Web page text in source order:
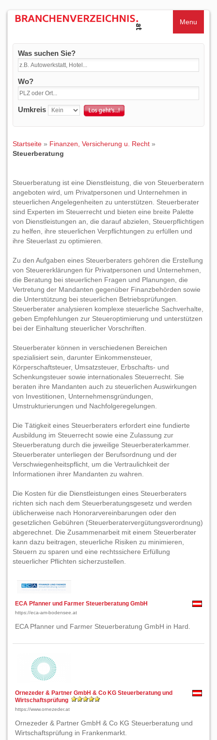
Menu
Was suchen Sie?
Wo?
Umkreis
Startseite » Finanzen, Versicherung u. Recht »
Steuerberatung
Steuerberatung ist eine Dienstleistung, die von Steuerberatern
angeboten wird, um Privatpersonen und Unternehmen in
steuerlichen Angelegenheiten zu unterstützen. Steuerberater
sind Experten im Steuerrecht und bieten eine breite Palette
von Dienstleistungen an, die darauf abzielen, Steuerpflichtigen
zu helfen, ihre steuerlichen Verpflichtungen zu erfüllen und
ihre Steuerlast zu optimieren.
Zu den Aufgaben eines Steuerberaters gehören die Erstellung
von Steuererklärungen für Privatpersonen und Unternehmen,
die Beratung bei steuerlichen Fragen und Planungen, die
Vertretung der Mandanten gegenüber Finanzbehörden sowie
die Unterstützung bei steuerlichen Betriebsprüfungen.
Steuerberater analysieren komplexe steuerliche Sachverhalte,
geben Empfehlungen zur Steueroptimierung und unterstützen
bei der Einhaltung steuerlicher Vorschriften.
Steuerberater können in verschiedenen Bereichen
spezialisiert sein, darunter Einkommensteuer,
Körperschaftsteuer, Umsatzsteuer, Erbschafts- und
Schenkungsteuer sowie internationales Steuerrecht. Sie
beraten ihre Mandanten auch zu steuerlichen Auswirkungen
von Investitionen, Unternehmensgründungen,
Umstrukturierungen und Nachfolgeregelungen.
Die Tätigkeit eines Steuerberaters erfordert eine fundierte
Ausbildung im Steuerrecht sowie eine Zulassung zur
Steuerberatung durch die jeweilige Steuerberaterkammer.
Steuerberater unterliegen der Berufsordnung und der
Verschwiegenheitspflicht, um die Vertraulichkeit der
Informationen ihrer Mandanten zu wahren.
Die Kosten für die Dienstleistungen eines Steuerberaters
richten sich nach dem Steuerberatungsgesetz und werden
üblicherweise nach Honorarvereinbarungen oder den
gesetzlichen Gebühren (Steuerberatervergütungsverordnung)
abgerechnet. Die Zusammenarbeit mit einem Steuerberater
kann dazu beitragen, steuerliche Risiken zu minimieren,
Steuern zu sparen und eine rechtssichere Erfüllung
steuerlicher Pflichten sicherzustellen.
ECA Pfanner und Farmer Steuerberatung GmbH
https://eca-am-bodensee.at
ECA Pfanner und Farmer Steuerberatung GmbH in Hard.
Ornezeder & Partner GmbH & Co KG Steuerberatung und
Wirtschaftsprüfung
https://www.ornezeder.at
Ornezeder & Partner GmbH & Co KG Steuerberatung und
Wirtschaftsprüfung in Frankenmarkt.